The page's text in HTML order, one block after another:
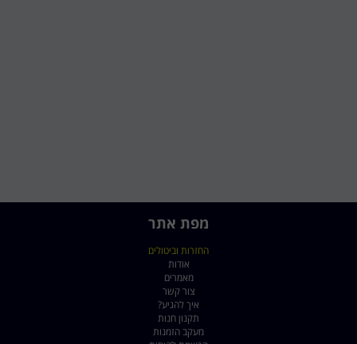
מפת אתר
החזרות וביטולים
אודות
מאמרים
צור קשר
איך להגיע?
תקנון חנות
מעקב הזמנות